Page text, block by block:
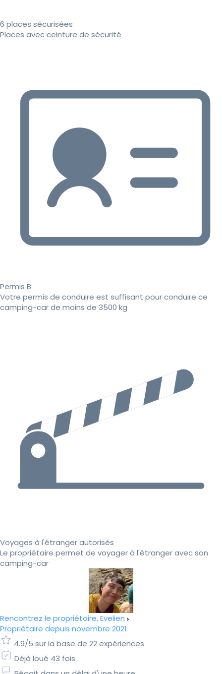
6 places sécurisées
Places avec ceinture de sécurité
Permis B
Votre permis de conduire est suffisant pour conduire ce
camping-car de moins de 3500 kg
Voyages à l'étranger autorisés
Le propriétaire permet de voyager à l'étranger avec son
camping-car
Rencontrez le propriétaire, Evelien
Propriétaire depuis novembre 2021
4.9/5 sur la base de 22 expériences
Déjà loué 43 fois